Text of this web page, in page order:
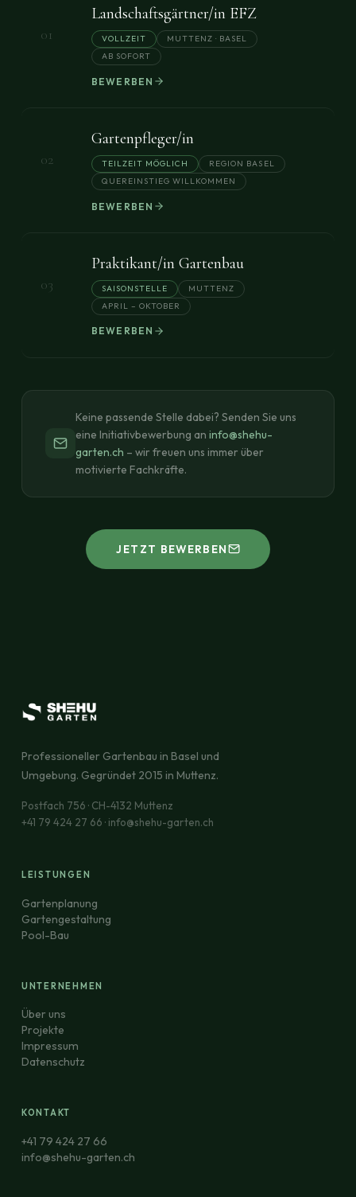
01
Landschaftsgärtner/in EFZ
VOLLZEIT
MUTTENZ · BASEL
AB SOFORT
BEWERBEN
02
Gartenpfleger/in
TEILZEIT MÖGLICH
REGION BASEL
QUEREINSTIEG WILLKOMMEN
BEWERBEN
03
Praktikant/in Gartenbau
SAISONSTELLE
MUTTENZ
APRIL – OKTOBER
BEWERBEN
Keine passende Stelle dabei? Senden Sie uns
eine Initiativbewerbung an info@shehu-
garten.ch – wir freuen uns immer über
motivierte Fachkräfte.
JETZT BEWERBEN
Professioneller Gartenbau in Basel und
Umgebung. Gegründet 2015 in Muttenz.
Postfach 756 · CH-4132 Muttenz
+41 79 424 27 66 · info@shehu-garten.ch
LEISTUNGEN
Gartenplanung
Gartengestaltung
Pool-Bau
UNTERNEHMEN
Über uns
Projekte
Impressum
Datenschutz
KONTAKT
+41 79 424 27 66
info@shehu-garten.ch